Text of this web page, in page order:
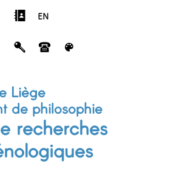
EN
Liège
de philosophie
recherches